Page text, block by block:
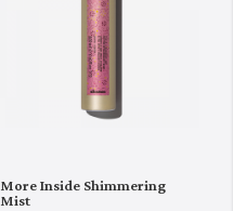
More Inside Shimmering
Mist